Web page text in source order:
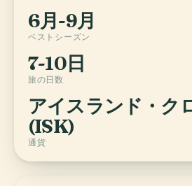
6月-9月
ベストシーズン
7-10日
旅の日数
アイスランド・ク
(ISK)
通貨